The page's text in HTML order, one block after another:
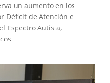
un aumento en los
Déficit de Atención e
Espectro Autista,